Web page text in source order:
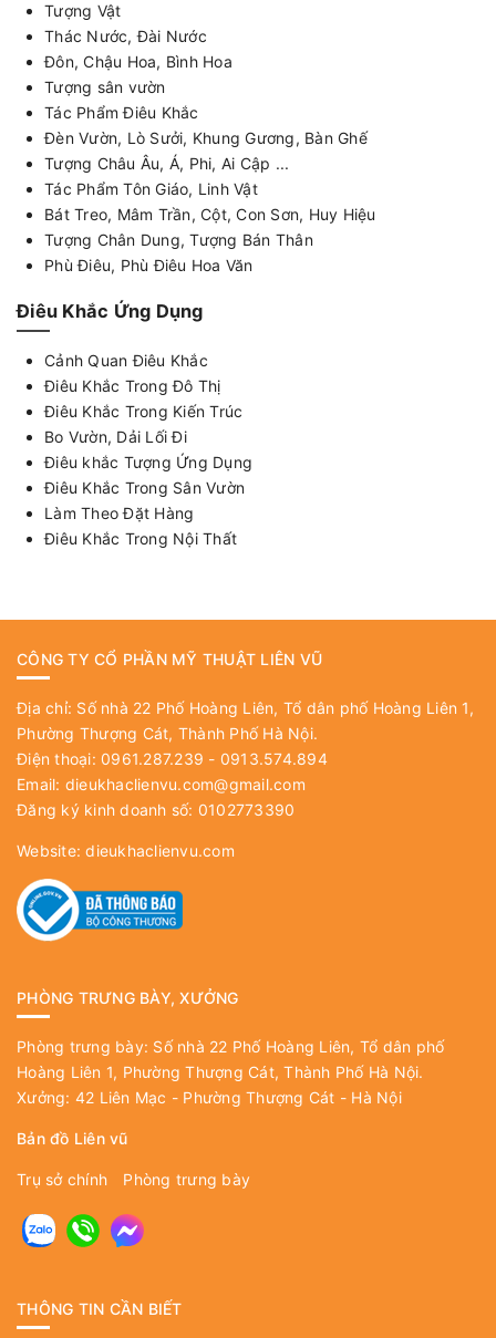
Tượng Vật
Thác Nước, Đài Nước
Đôn, Chậu Hoa, Bình Hoa
Tượng sân vườn
Tác Phẩm Điêu Khắc
Đèn Vườn, Lò Sưởi, Khung Gương, Bàn Ghế
Tượng Châu Âu, Á, Phi, Ai Cập ...
Tác Phẩm Tôn Giáo, Linh Vật
Bát Treo, Mâm Trần, Cột, Con Sơn, Huy Hiệu
Tượng Chân Dung, Tượng Bán Thân
Phù Điêu, Phù Điêu Hoa Văn
Điêu Khắc Ứng Dụng
Cảnh Quan Điêu Khắc
Điêu Khắc Trong Đô Thị
Điêu Khắc Trong Kiến Trúc
Bo Vườn, Dải Lối Đi
Điêu khắc Tượng Ứng Dụng
Điêu Khắc Trong Sân Vườn
Làm Theo Đặt Hàng
Điêu Khắc Trong Nội Thất
CÔNG TY CỔ PHẦN MỸ THUẬT LIÊN VŨ
Địa chỉ: Số nhà 22 Phố Hoàng Liên, Tổ dân phố Hoàng Liên 1,
Phường Thượng Cát, Thành Phố Hà Nội.
Điện thoại: 0961.287.239 - 0913.574.894
Email: dieukhaclienvu.com@gmail.com
Đăng ký kinh doanh số: 0102773390
Website:dieukhaclienvu.com
PHÒNG TRƯNG BÀY, XƯỞNG
Phòng trưng bày: Số nhà 22 Phố Hoàng Liên, Tổ dân phố
Hoàng Liên 1, Phường Thượng Cát, Thành Phố Hà Nội.
Xưởng: 42 Liên Mạc - Phường Thượng Cát - Hà Nội
Bản đồ Liên vũ
Trụ sở chính Phòng trưng bày
THÔNG TIN CẦN BIẾT